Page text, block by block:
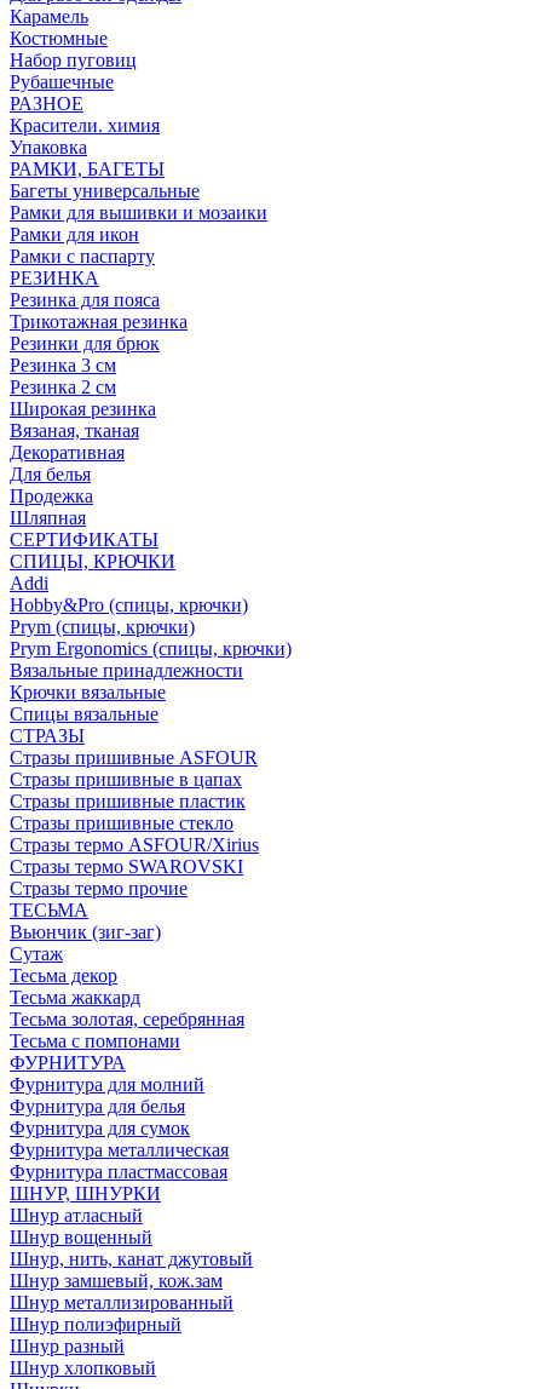
Карамель
Костюмные
Набор пуговиц
Рубашечные
РАЗНОЕ
Красители. химия
Упаковка
РАМКИ, БАГЕТЫ
Багеты универсальные
Рамки для вышивки и мозаики
Рамки для икон
Рамки с паспарту
РЕЗИНКА
Резинка для пояса
Трикотажная резинка
Резинки для брюк
Резинка 3 см
Резинка 2 см
Широкая резинка
Вязаная, тканая
Декоративная
Для белья
Продежка
Шляпная
СЕРТИФИКАТЫ
СПИЦЫ, КРЮЧКИ
Addi
Hobby&Pro (спицы, крючки)
Prym (спицы, крючки)
Prym Ergonomics (спицы, крючки)
Вязальные принадлежности
Крючки вязальные
Спицы вязальные
СТРАЗЫ
Стразы пришивные ASFOUR
Стразы пришивные в цапах
Стразы пришивные пластик
Стразы пришивные стекло
Стразы термо ASFOUR/Xirius
Стразы термо SWAROVSKI
Стразы термо прочие
ТЕСЬМА
Вьюнчик (зиг-заг)
Сутаж
Тесьма декор
Тесьма жаккард
Тесьма золотая, серебрянная
Тесьма с помпонами
ФУРНИТУРА
Фурнитура для молний
Фурнитура для белья
Фурнитура для сумок
Фурнитура металлическая
Фурнитура пластмассовая
ШНУР, ШНУРКИ
Шнур атласный
Шнур вощенный
Шнур, нить, канат джутовый
Шнур замшевый, кож.зам
Шнур металлизированный
Шнур полиэфирный
Шнур разный
Шнур хлопковый